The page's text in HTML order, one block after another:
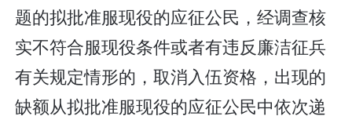
题的拟批准服现役的应征公民，经调查核
实不符合服现役条件或者有违反廉洁征兵
有关规定情形的，取消入伍资格，出现的
缺额从拟批准服现役的应征公民中依次递